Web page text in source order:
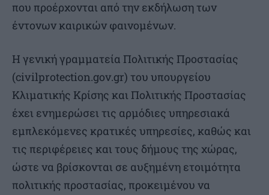
που προέρχονται από την εκδήλωση των
έντονων καιρικών φαινομένων.
Η γενική γραμματεία Πολιτικής Προστασίας
(civilprotection.gov.gr) του υπουργείου
Κλιματικής Κρίσης και Πολιτικής Προστασίας
έχει ενημερώσει τις αρμόδιες υπηρεσιακά
εμπλεκόμενες κρατικές υπηρεσίες, καθώς και
τις περιφέρειες και τους δήμους της χώρας,
ώστε να βρίσκονται σε αυξημένη ετοιμότητα
πολιτικής προστασίας, προκειμένου να